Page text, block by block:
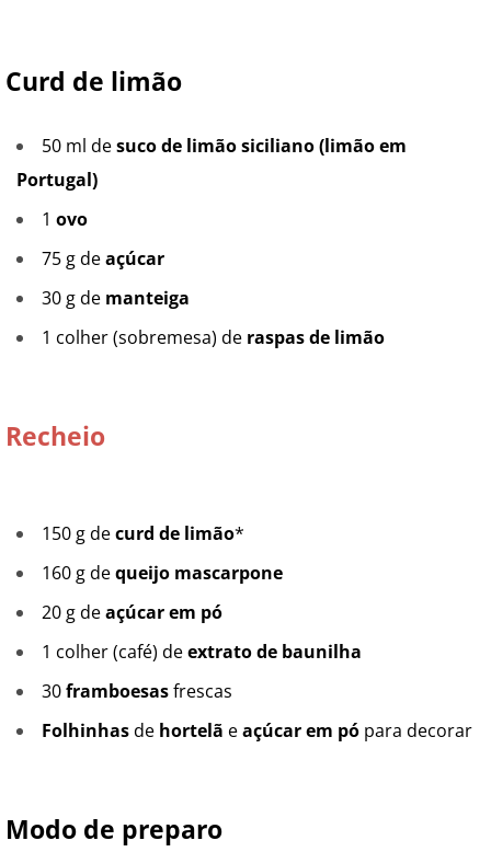
Curd de limão
50 ml desuco de limão siciliano (limão em
Portugal)
1 ovo
75 g deaçúcar
30 g de manteiga
1 colher (sobremesa) de raspas de limão
Recheio
150 g decurd de limão*
160 g dequeijo mascarpone
20 g deaçúcar em pó
1 colher (café) deextrato de baunilha
30framboesasfrescas
Folhinhasde hortelã eaçúcar em pópara decorar
Modo de preparo